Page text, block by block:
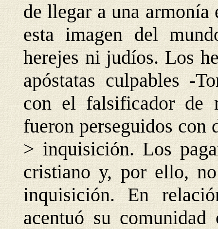
de llegar a una
esta imagen del
herejes ni judíos. Los
apóstatas culpables -
con el falsificador de
fueron perseguidos con
> inquisición. Los
cristiano y, por ello,
inquisición. En
acentuó su